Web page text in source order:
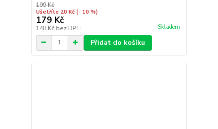
199 Kč
Ušetříte 20 Kč (- 10 %)
179 Kč
148 Kč bez DPH Skladem
Přidat do košíku